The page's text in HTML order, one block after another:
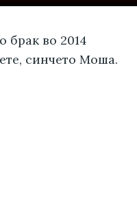
брак во 2014
синчето Моша.